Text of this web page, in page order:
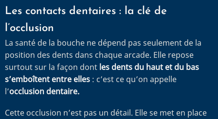
Les contacts dentaires : la clé de
l’occlusion
La santé de la bouche ne dépend pas seulement de la
position des dents dans chaque arcade. Elle repose
surtout sur la façon dont les dents du haut et du bas
s’emboîtent entre elles : c’est ce qu’on appelle
l’occlusion dentaire.
Cette occlusion n’est pas un détail. Elle se met en place